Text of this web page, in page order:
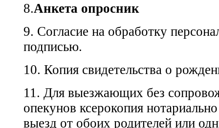
8.Анкета опросник
9. Согласие на обработку
подписью.
10. Копия свидетельства о
11. Для выезжающих без
опекунов ксерокопия
выезд от обоих родителей или